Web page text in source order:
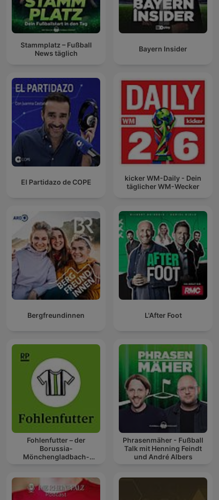
Stammplatz – Fußball
News täglich
Bayern Insider
El Partidazo de COPE
kicker WM-Daily - Dein
täglicher WM-Wecker
Bergfreundinnen L'After Foot
Fohlenfutter – der
Borussia-
Mönchengladbach-
Phrasenmäher - Fußball
Talk mit Henning Feindt
und André Albers